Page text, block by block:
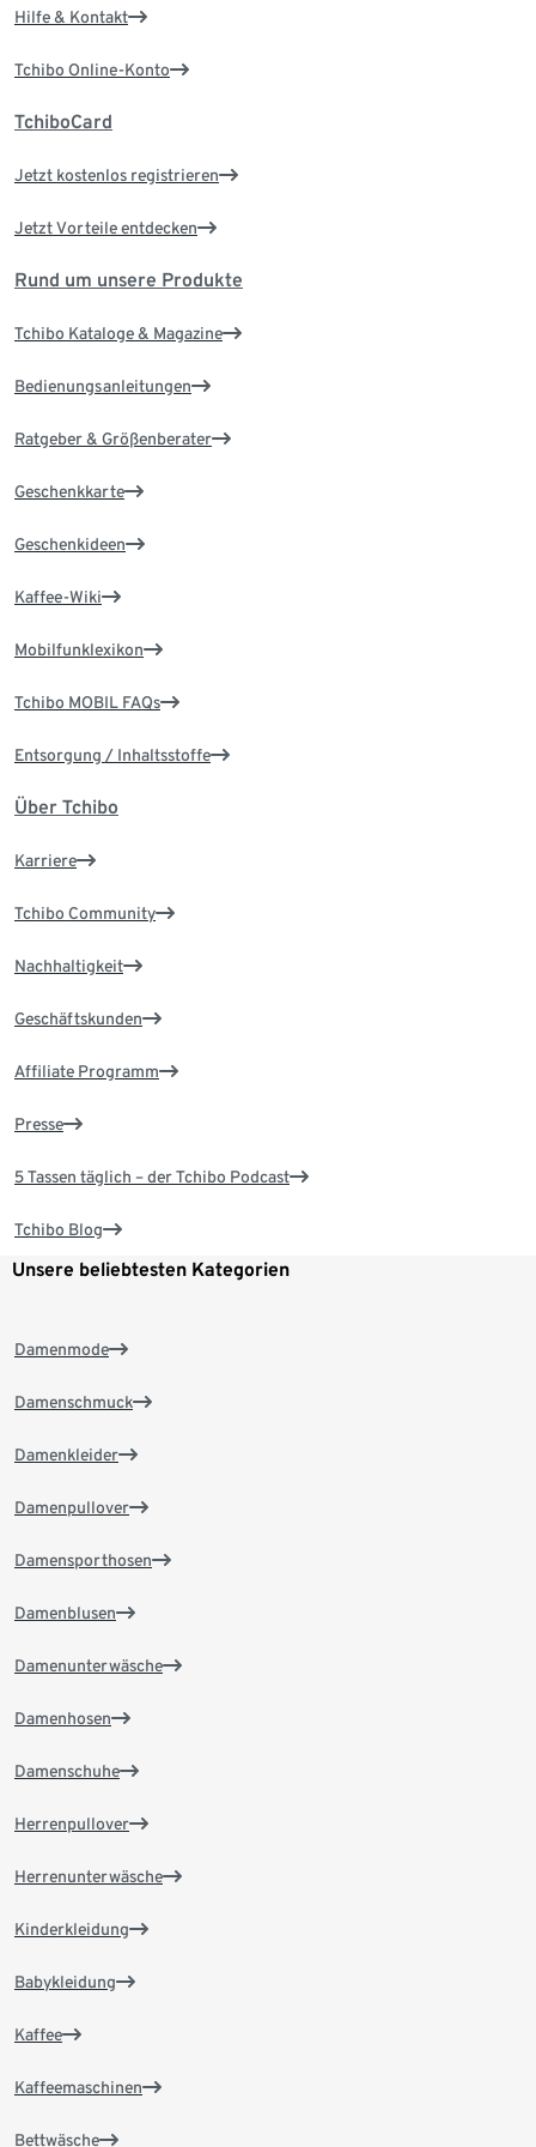
Hilfe & Kontakt
Tchibo Online-Konto
TchiboCard
Jetzt kostenlos registrieren
Jetzt Vorteile entdecken
Rund um unsere Produkte
Tchibo Kataloge & Magazine
Bedienungsanleitungen
Ratgeber & Größenberater
Geschenkkarte
Geschenkideen
Kaffee-Wiki
Mobilfunklexikon
Tchibo MOBIL FAQs
Entsorgung / Inhaltsstoffe
Über Tchibo
Karriere
Tchibo Community
Nachhaltigkeit
Geschäftskunden
Affiliate Programm
Presse
5 Tassen täglich – der Tchibo Podcast
Tchibo Blog
Unsere beliebtesten Kategorien
Damenmode
Damenschmuck
Damenkleider
Damenpullover
Damensporthosen
Damenblusen
Damenunterwäsche
Damenhosen
Damenschuhe
Herrenpullover
Herrenunterwäsche
Kinderkleidung
Babykleidung
Kaffee
Kaffeemaschinen
Bettwäsche